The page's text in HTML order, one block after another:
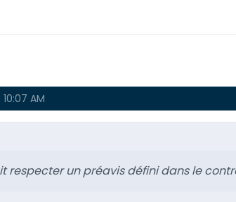
AM
respecter un préavis défini dans le